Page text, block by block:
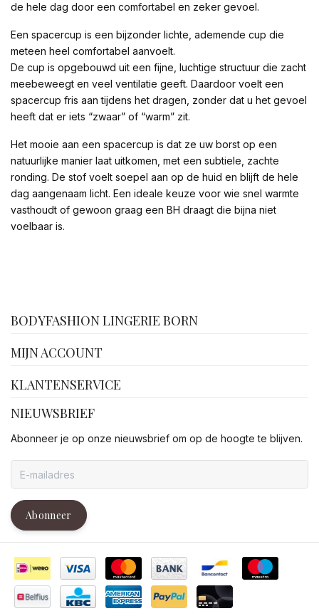
de hele dag door een comfortabel en zeker gevoel.
Een spacercup is een bijzonder lichte, ademende cup die
meteen heel comfortabel aanvoelt.
De cup is opgebouwd uit een fijne, luchtige structuur die zacht
meebeweegt en veel ventilatie geeft. Daardoor voelt een
spacercup fris aan tijdens het dragen, zonder dat u het gevoel
heeft dat er iets “zwaar” of “warm” zit.
Het mooie aan een spacercup is dat ze uw borst op een
natuurlijke manier laat uitkomen, met een subtiele, zachte
ronding. De stof voelt soepel aan op de huid en blijft de hele
dag aangenaam licht. Een ideale keuze voor wie snel warmte
vasthoudt of gewoon graag een BH draagt die bijna niet
voelbaar is.
BODYFASHION LINGERIE BORN
MIJN ACCOUNT
KLANTENSERVICE
NIEUWSBRIEF
Abonneer je op onze nieuwsbrief om op de hoogte te blijven.
Abonneer